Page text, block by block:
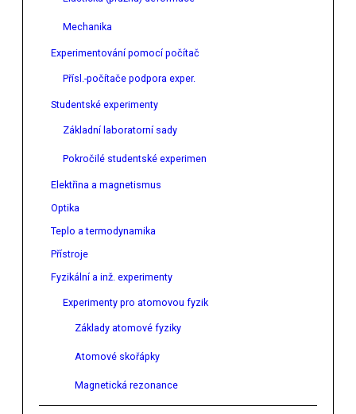
Mechanika
Experimentování pomocí počítač
Přísl.-počítače podpora exper.
Studentské experimenty
Základní laboratorní sady
Pokročilé studentské experimen
Elektřina a magnetismus
Optika
Teplo a termodynamika
Přístroje
Fyzikální a inž. experimenty
Experimenty pro atomovou fyzik
Základy atomové fyziky
Atomové skořápky
Magnetická rezonance